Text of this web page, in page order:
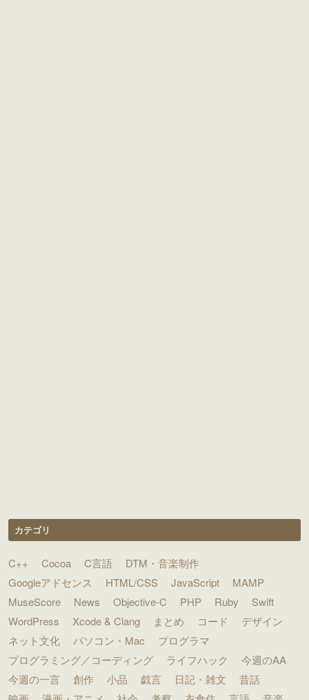
カテゴリ
C++ Cocoa C言語
DTM・音楽制作
Googleアドセンス
HTML/CSS JavaScript
MAMP
MuseScore
News Objective-C PHP Ruby
Swift
WordPress
Xcode & Clang まとめ コード
デザイン
ネット文化
パソコン・Mac
プログラマ
プログラミング／コーディング
ライフハック
今週のAA
今週の一言
創作 小品 戯言 日記・雑文
昔話